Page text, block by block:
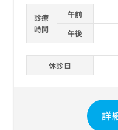
診療
時間
午前
午後
休診日
詳